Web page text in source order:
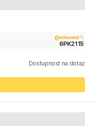
6PK2115
Dostupnost na dotaz